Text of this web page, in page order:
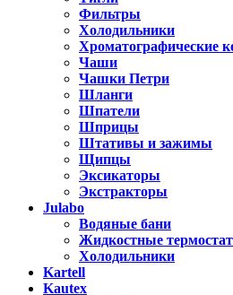
Фильтры
Холодильники
Хроматографические
Чаши
Чашки Петри
Шланги
Шпатели
Шприцы
Штативы и зажимы
Щипцы
Эксикаторы
Экстракторы
Julabo
Водяные бани
Жидкостные
Холодильники
Kartell
Kautex